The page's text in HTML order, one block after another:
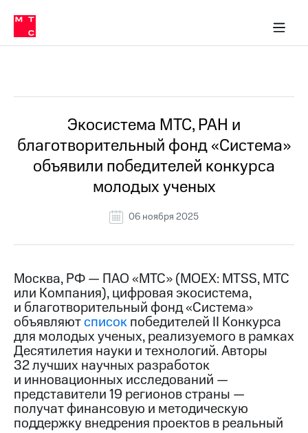
Медиа-центр
и акционерам
Устойчивое развитие
Комплаенс и деловая этика
компании
Карьера
История
компании
Руководство
региона
информация
Медиа-центр
Пресс-
релизы
МТС
о технологиях
Достижения
Интервью
Финансовая
в МТС
Пресс-
релизы
МТС
о технологиях
Экосистема МТС, РАН и
благотворительный фонд «Система»
объявили победителей конкурса
молодых ученых
06 ноября 2025
Москва, РФ — ПАО «МТС» (MOEX: MTSS, МТС
или Компания), цифровая экосистема,
и благотворительный фонд «Система»
объявляютсписокпобедителей II Конкурса
для молодых ученых, реализуемого в рамках
Десятилетия науки и технологий. Авторы
32 лучших научных разработок
и инновационных исследований —
представители 19 регионов страны —
получат финансовую и методическую
поддержку внедрения проектов в реальный